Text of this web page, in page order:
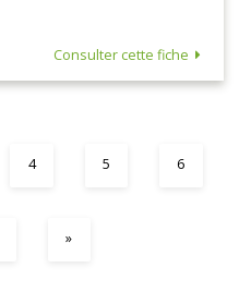
Consulter cette fiche
4 5 6
»